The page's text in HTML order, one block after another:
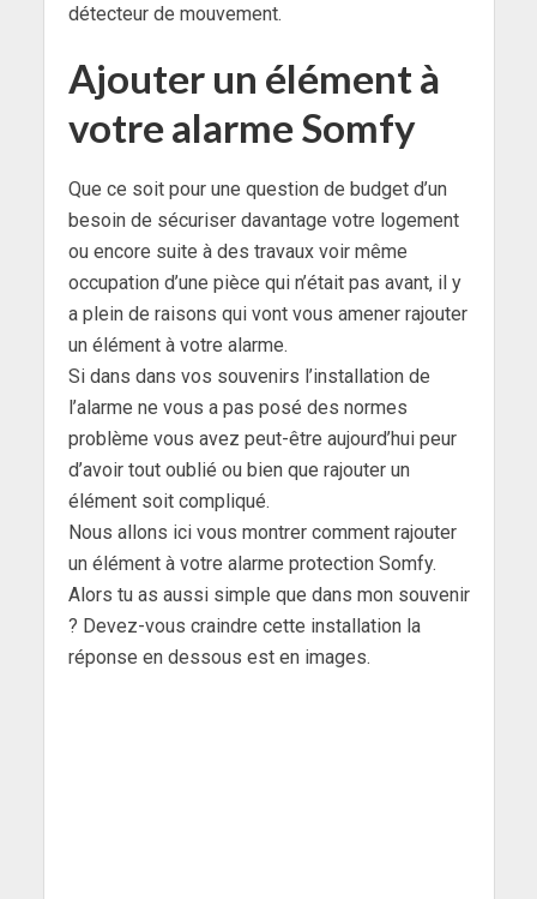
détecteur de mouvement.
Ajouter un élément à
votre alarme Somfy
Que ce soit pour une question de budget d’un
besoin de sécuriser davantage votre logement
ou encore suite à des travaux voir même
occupation d’une pièce qui n’était pas avant, il y
a plein de raisons qui vont vous amener rajouter
un élément à votre alarme.
Si dans dans vos souvenirs l’installation de
l’alarme ne vous a pas posé des normes
problème vous avez peut-être aujourd’hui peur
d’avoir tout oublié ou bien que rajouter un
élément soit compliqué.
Nous allons ici vous montrer comment rajouter
un élément à votre alarme protection Somfy.
Alors tu as aussi simple que dans mon souvenir
? Devez-vous craindre cette installation la
réponse en dessous est en images.